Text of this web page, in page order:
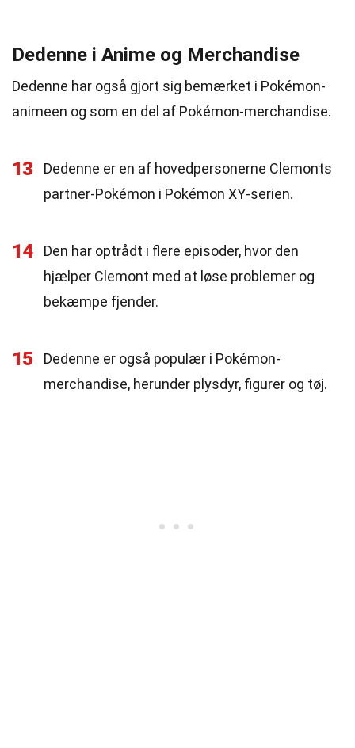
Dedenne i Anime og Merchandise
Dedenne har også gjort sig bemærket i Pokémon-
animeen og som en del af Pokémon-merchandise.
13
Dedenne er en af hovedpersonerne Clemonts
partner-Pokémon i Pokémon XY-serien.
14
Den har optrådt i flere episoder, hvor den
hjælper Clemont med at løse problemer og
bekæmpe fjender.
15
Dedenne er også populær i Pokémon-
merchandise, herunder plysdyr, figurer og tøj.